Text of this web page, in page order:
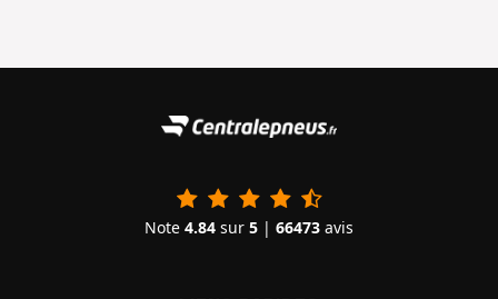
Note 4.84 sur 5 | 66473 avis